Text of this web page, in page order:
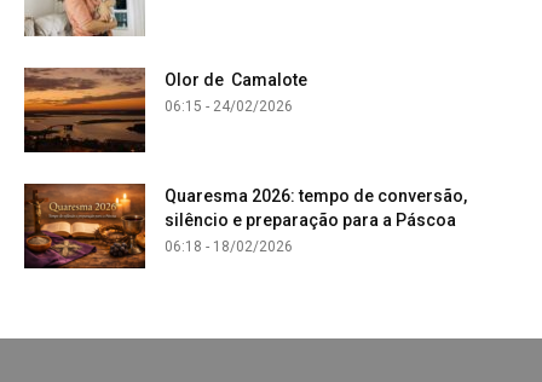
Olor de Camalote
06:15 - 24/02/2026
Quaresma 2026: tempo de conversão,
silêncio e preparação para a Páscoa
06:18 - 18/02/2026